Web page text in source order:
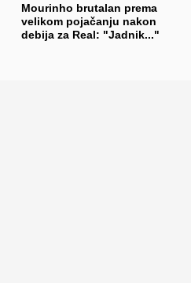
Mourinho brutalan prema
velikom pojačanju nakon
debija za Real: "Jadnik..."